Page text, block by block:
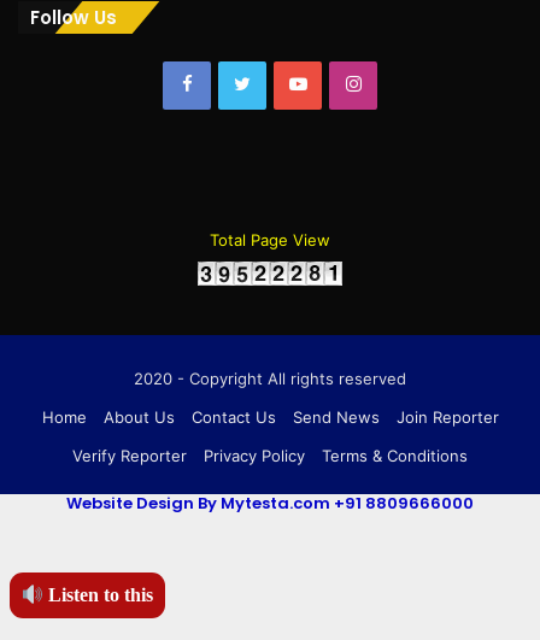
Listen to this
Follow Us
FacebookTwitterYouTubeInstagram
Total Page View
2020 - Copyright All rights reserved
Home
About Us Contact Us Send News
Join Reporter
Verify Reporter
Privacy Policy Terms & Conditions
Website Design By Mytesta.com +91 8809666000